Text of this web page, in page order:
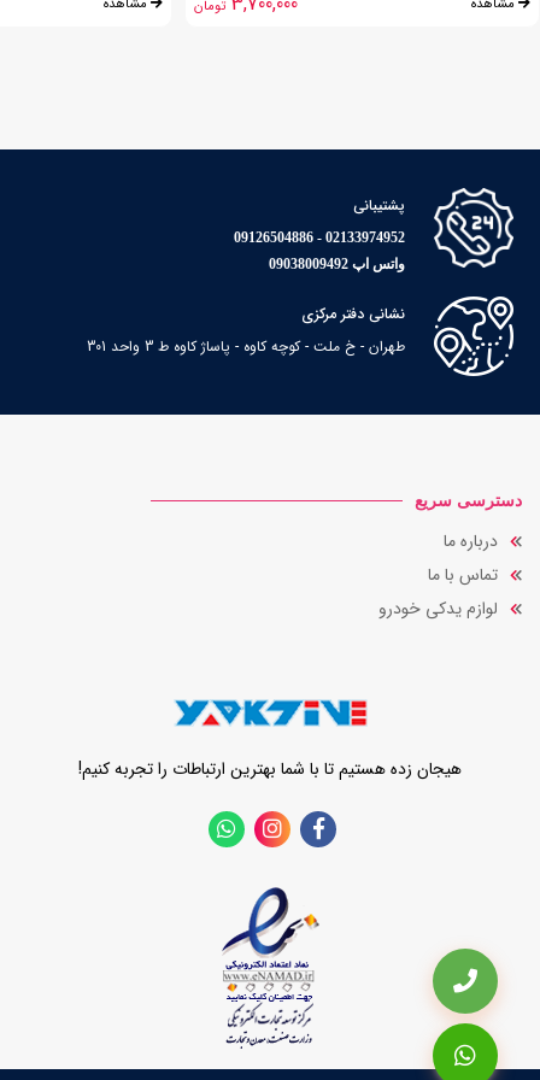
تومان
پشتیبانی
02133974952 - 09126504886
واتس اپ 09038009492
نشانی دفتر مرکزی
طهران - خ ملت - کوچه کاوه - پاساژ کاوه ط 3 واحد 301
دسترسی سریع
درباره ما
تماس با ما
لوازم یدکی خودرو
هیجان زده هستیم تا با شما بهترین ارتباطات را تجربه کنیم!